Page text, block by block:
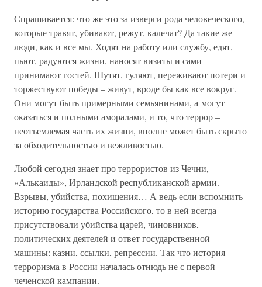
Спрашивается: что же это за изверги рода человеческого,
которые травят, убивают, режут, калечат? Да такие же
люди, как и все мы. Ходят на работу или службу, едят,
пьют, радуются жизни, наносят визиты и сами
принимают гостей. Шутят, гуляют, переживают потери и
торжествуют победы – живут, вроде бы как все вокруг.
Они могут быть примерными семьянинами, а могут
оказаться и полными аморалами, и то, что террор –
неотъемлемая часть их жизни, вполне может быть скрыто
за обходительностью и вежливостью.
Любой сегодня знает про террористов из Чечни,
«Алькаиды», Ирландской республиканской армии.
Взрывы, убийства, похищения… А ведь если вспомнить
историю государства Российского, то в ней всегда
присутствовали убийства царей, чиновников,
политических деятелей и ответ государственной
машины: казни, ссылки, репрессии. Так что история
терроризма в России началась отнюдь не с первой
чеченской кампании.